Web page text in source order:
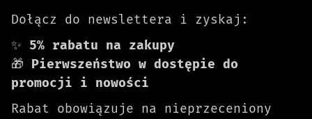
Dołącz do newslettera i zyskaj:
✨ 5% rabatu na zakupy
🎁 Pierwszeństwo w dostępie do
promocji i nowości
Rabat obowiązuje na nieprzeceniony